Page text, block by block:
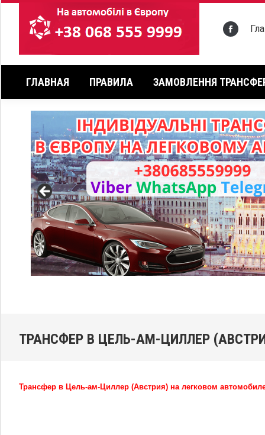
ГЛАВНАЯ ПРАВИЛА ЗАМОВЛЕННЯ
ТРАНСФЕР В ЦЕЛЬ-АМ-ЦИЛЛЕР
Трансфер в Цель-ам-Циллер (Австрия) на легковом